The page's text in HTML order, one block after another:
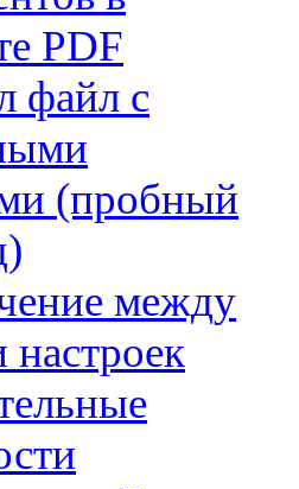
PDF
файл с
(пробный
между